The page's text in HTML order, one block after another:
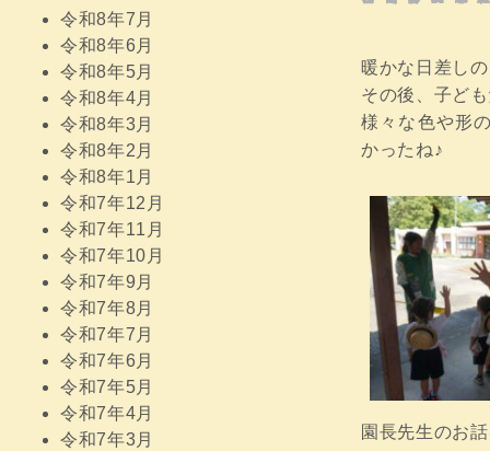
令和8年7月
令和8年6月
令和8年5月
令和8年4月
令和8年3月
令和8年2月
令和8年1月
令和7年12月
令和7年11月
令和7年10月
令和7年9月
令和7年8月
令和7年7月
令和7年6月
令和7年5月
令和7年4月
令和7年3月
暖かな日差し
その後、子ど
様々な色や形
かったね♪
園長先生のお